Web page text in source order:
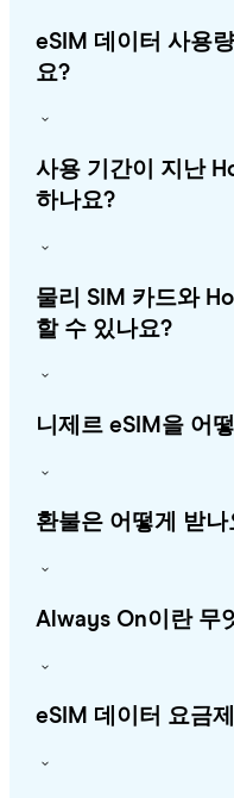
eSIM 데이터 사용
요?
사용 기간이 지난
하나요?
물리 SIM 카드와
할 수 있나요?
니제르 eSIM을 어
환불은 어떻게 받나
Always On이란 무
eSIM 데이터 요금